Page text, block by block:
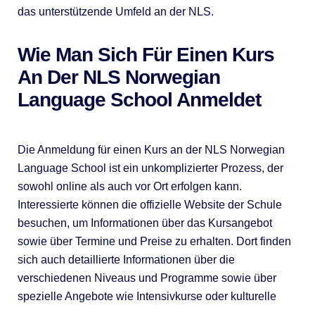
das unterstützende Umfeld an der NLS.
Wie Man Sich Für Einen Kurs
An Der NLS Norwegian
Language School Anmeldet
Die Anmeldung für einen Kurs an der NLS Norwegian
Language School ist ein unkomplizierter Prozess, der
sowohl online als auch vor Ort erfolgen kann.
Interessierte können die offizielle Website der Schule
besuchen, um Informationen über das Kursangebot
sowie über Termine und Preise zu erhalten. Dort finden
sich auch detaillierte Informationen über die
verschiedenen Niveaus und Programme sowie über
spezielle Angebote wie Intensivkurse oder kulturelle